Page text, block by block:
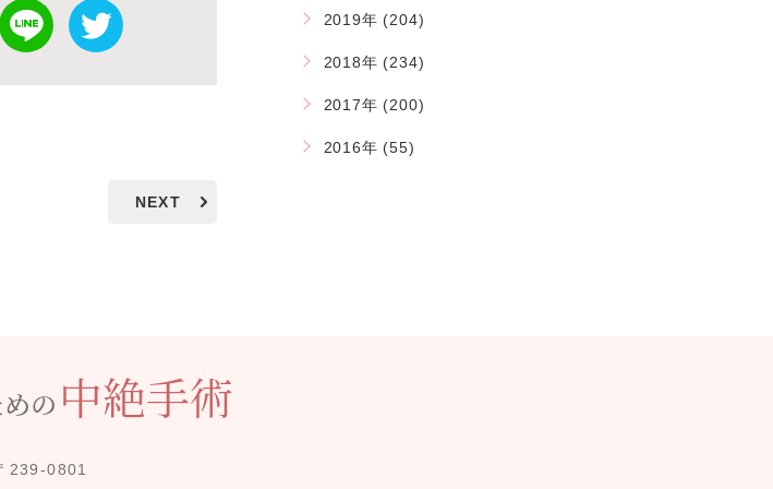
NEXT
2019年 (204)
2018年 (234)
2017年 (200)
2016年 (55)
239-0801